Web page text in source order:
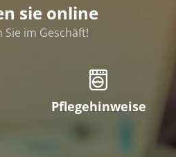
sie online
Sie im Geschäft!
Pflegehinweise